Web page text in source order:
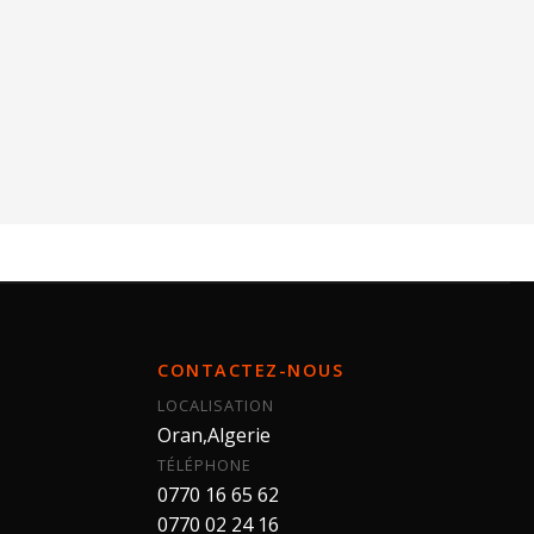
CONTACTEZ-NOUS
LOCALISATION
Oran,Algerie
TÉLÉPHONE
0770 16 65 62
0770 02 24 16